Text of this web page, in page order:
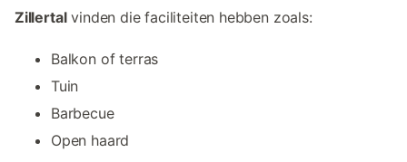
Zillertalvinden die faciliteiten hebben zoals:
Balkon of terras
Tuin
Barbecue
Open haard